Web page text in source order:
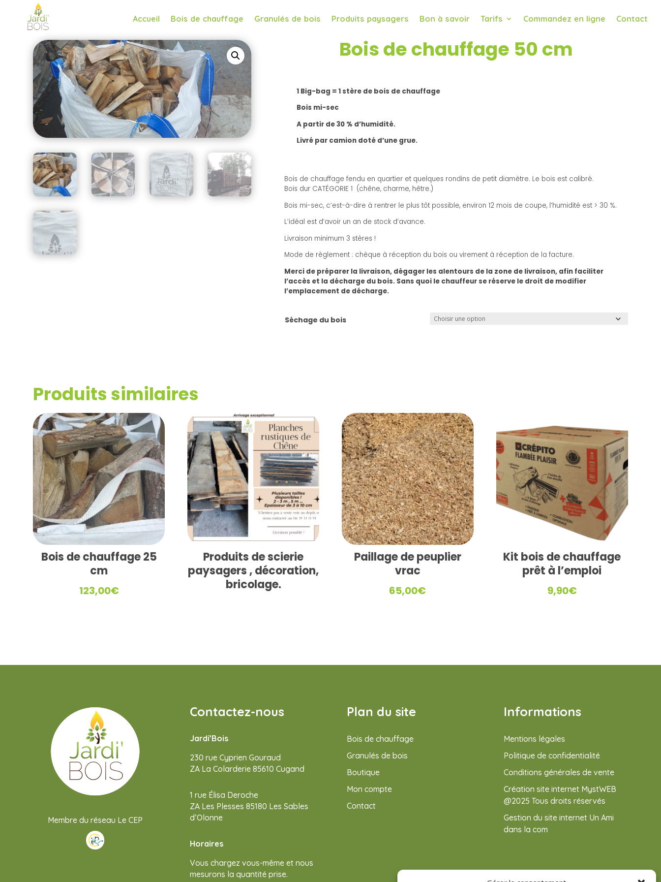
Accueil Bois de chauffage Granulés de bois Produits paysagers Bon à savoir Tarifs Commandez en ligne Contact
Bois de chauffage 50 cm
1 Big-bag = 1 stère de bois de chauffage
Bois mi-sec
A partir de 30 % d’humidité.
Livré par camion doté d’une grue.
Bois de chauffage fendu en quartier et quelques rondins de petit diamètre. Le bois est calibré.
Bois dur CATÉGORIE 1 (chêne, charme, hêtre.)
Bois mi-sec, c’est-à-dire à rentrer le plus tôt possible, environ 12 mois de coupe, l’humidité est > 30 %.
L’idéal est d’avoir un an de stock d’avance.
Livraison minimum 3 stères !
Mode de règlement : chèque à réception du bois ou virement à réception de la facture.
Merci de préparer la livraison, dégager les alentours de la zone de livraison, afin faciliter
l’accès et la décharge du bois. Sans quoi le chauffeur se réserve le droit de modifier
l’emplacement de décharge.
Séchage du bois
Produits similaires
Bois de chauffage 25
cm
123,00€
Produits de scierie
paysagers , décoration,
bricolage.
Paillage de peuplier
vrac
65,00€
Kit bois de chauffage
prêt à l’emploi
9,90€
Membre du réseau Le CEP
Contactez-nous
Jardi’Bois
230 rue Cyprien Gouraud
ZA La Colarderie 85610 Cugand
1 rue Élisa Deroche
ZA Les Plesses 85180 Les Sables
d’Olonne
Horaires
Vous chargez vous-même et nous
mesurons la quantité prise.
Plan du site
Bois de chauffage
Granulés de bois
Boutique
Mon compte
Contact
Informations
Mentions légales
Politique de confidentialité
Conditions générales de vente
Création site internet MystWEB
@2025 Tous droits réservés
Gestion du site internet Un Ami
dans la com